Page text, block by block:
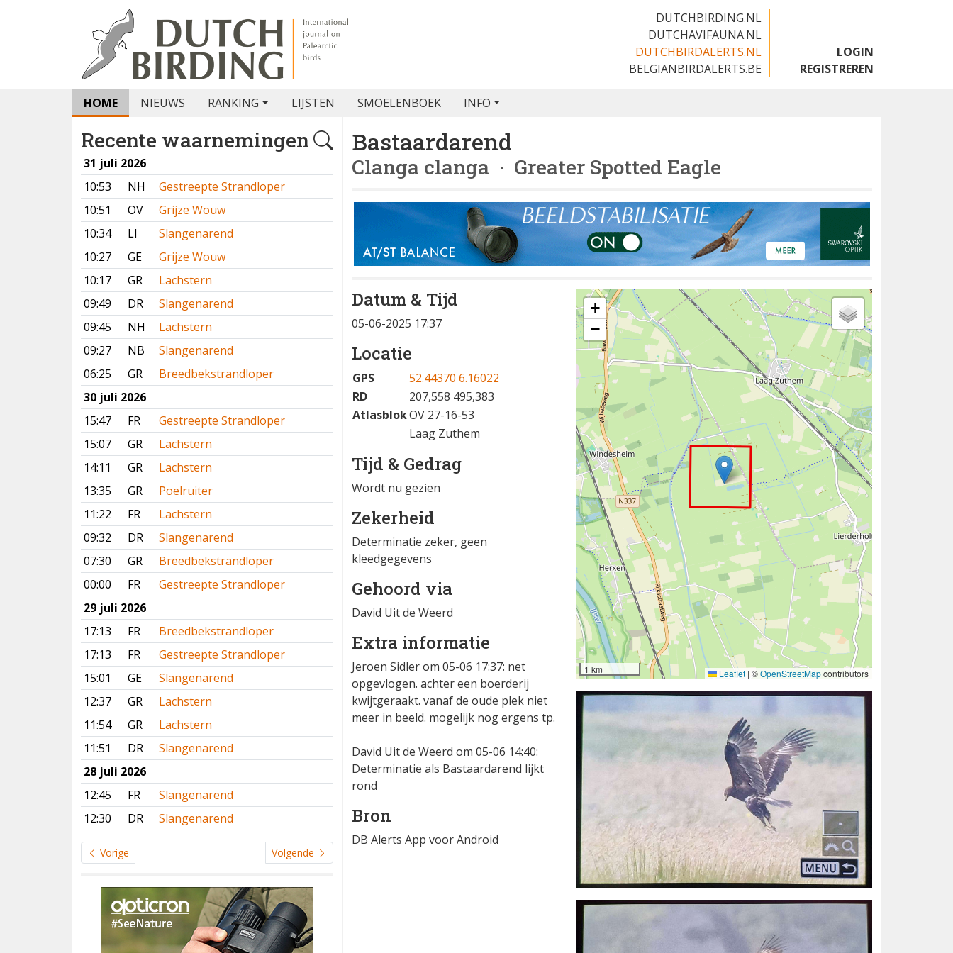
DUTCHBIRDING.NL
DUTCHAVIFAUNA.NL
DUTCHBIRDALERTS.NL
BELGIANBIRDALERTS.BE
LOGIN
REGISTREREN
HOME NIEUWS RANKING LIJSTEN SMOELENBOEK INFO
Recente waarnemingen
31 juli 2026
10:53
NH
Gestreepte Strandloper
10:51
OV
Grijze Wouw
10:34
LI
Slangenarend
10:27
GE
Grijze Wouw
10:17
GR
Lachstern
09:49
DR
Slangenarend
09:45
NH
Lachstern
09:27
NB
Slangenarend
06:25
GR
Breedbekstrandloper
30 juli 2026
15:47
FR
Gestreepte Strandloper
15:07
GR
Lachstern
14:11
GR
Lachstern
13:35
GR
Poelruiter
11:22
FR
Lachstern
09:32
DR
Slangenarend
07:30
GR
Breedbekstrandloper
00:00
FR
Gestreepte Strandloper
29 juli 2026
17:13
FR
Breedbekstrandloper
17:13
FR
Gestreepte Strandloper
15:01
GE
Slangenarend
12:37
GR
Lachstern
11:54
GR
Lachstern
11:51
DR
Slangenarend
28 juli 2026
12:45
FR
Slangenarend
12:30
DR Slangenarend
Vorige Volgende
Bastaardarend
Clanga clanga · Greater Spotted Eagle
Datum & Tijd
05-06-2025 17:37
Locatie
GPS
52.44370 6.16022
RD
207,558 495,383
AtlasblokOV 27-16-53
Laag Zuthem
Tijd & Gedrag
Wordt nu gezien
Zekerheid
Determinatie zeker, geen
kleedgegevens
Gehoord via
David Uit de Weerd
Extra informatie
Jeroen Sidler om 05-06 17:37: net
opgevlogen. achter een boerderij
kwijtgeraakt. vanaf de oude plek niet
meer in beeld. mogelijk nog ergens tp.
David Uit de Weerd om 05-06 14:40:
Determinatie als Bastaardarend lijkt
rond
Bron
DB Alerts App voor Android
+
−
1 km Leaflet | ©OpenStreetMapcontributors